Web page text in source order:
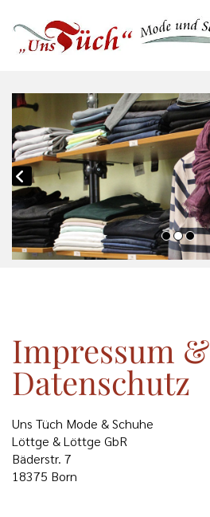
Impressum &
Datenschutz
Uns Tüch Mode & Schuhe
Löttge & Löttge GbR
Bäderstr. 7
18375 Born